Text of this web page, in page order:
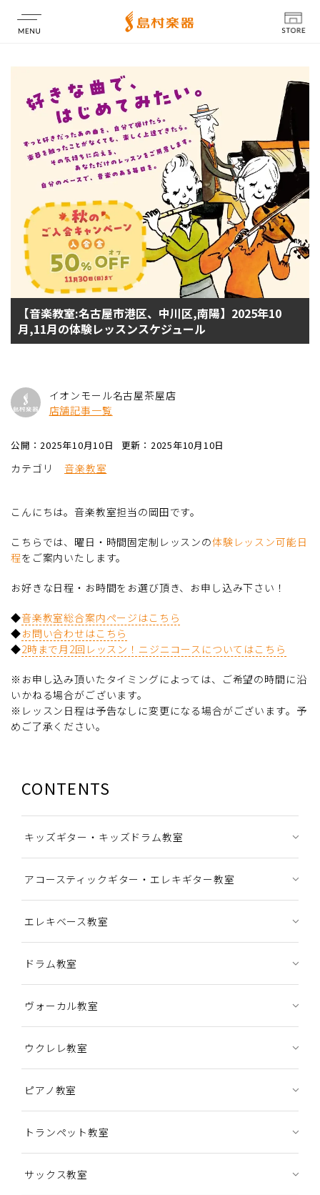
店舗情報
【音楽教室:名古屋市港区、中川区,南陽】2025年10
月,11月の体験レッスンスケジュール
イオンモール名古屋茶屋店
店舗記事一覧
公開：2025年10月10日 更新：2025年10月10日
カテゴリ 音楽教室
こんにちは。音楽教室担当の岡田です。
こちらでは、曜日・時間固定制レッスンの体験レッスン可能日
程をご案内いたします。
お好きな日程・お時間をお選び頂き、お申し込み下さい！
◆音楽教室総合案内ページはこちら
◆お問い合わせはこちら
◆2時まで月2回レッスン！ニジニコースについてはこちら
※お申し込み頂いたタイミングによっては、ご希望の時間に沿
いかねる場合がございます。
※レッスン日程は予告なしに変更になる場合がございます。予
めご了承ください。
CONTENTS
キッズギター・キッズドラム教室
アコースティックギター・エレキギター教室
エレキベース教室
ドラム教室
ヴォーカル教室
ウクレレ教室
ピアノ教室
トランペット教室
サックス教室